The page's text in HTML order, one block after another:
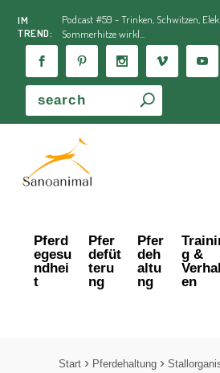
IM
TREND:
Podcast #59 - Trinken, Schwitzen,
Sommerhitze wirkl...
Pferd
egesu
ndhei
t
Pfer
defüt
teru
ng
Pfer
deh
altu
ng
g &
en
Start Pferdehaltung